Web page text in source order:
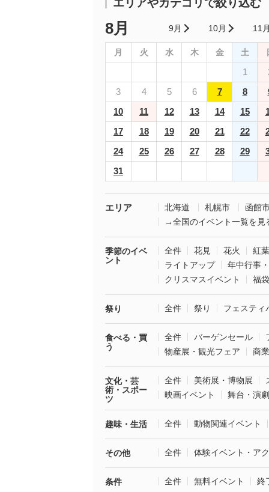
エリアやカテゴリで絞り込む
8月 9月 10月 11
月 火 水 木 金 土
1
3
4 5 6 7 8
10
11 12 13 14 15
17
18 19 20 21 22
24
25 26 27 28 29
31
エリア 北海道 札幌市
函館
→全国のイベント一覧を見
季節のイベ
ント
全件 花見 花火
紅葉
ライトアップ
年中行事
クリスマスイベント
福
祭り 全件 祭り フェスティ
食べる・買
う
全件 バーゲンセール
物産展・観光フェア
商
文化・芸
術・スポー
ツ
全件 美術展・博物展
映画イベント
舞台・演劇
趣味・生活 全件 動物関連イベント
その他 全件 体験イベント・ア
条件 全件 無料イベント 終